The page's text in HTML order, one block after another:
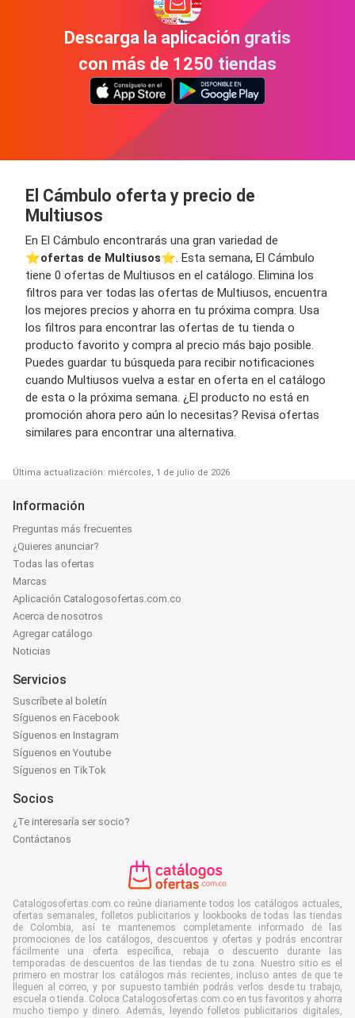
Descarga la aplicación gratis
con más de 1250 tiendas
El Cámbulo oferta y precio de
Multiusos
En El Cámbulo encontrarás una gran variedad de
⭐️ofertas de Multiusos⭐️. Esta semana, El Cámbulo
tiene 0 ofertas de Multiusos en el catálogo. Elimina los
filtros para ver todas las ofertas de Multiusos, encuentra
los mejores precios y ahorra en tu próxima compra. Usa
los filtros para encontrar las ofertas de tu tienda o
producto favorito y compra al precio más bajo posible.
Puedes guardar tu búsqueda para recibir notificaciones
cuando Multiusos vuelva a estar en oferta en el catálogo
de esta o la próxima semana. ¿El producto no está en
promoción ahora pero aún lo necesitas? Revisa ofertas
similares para encontrar una alternativa.
Última actualización: miércoles, 1 de julio de 2026
Información
Preguntas más frecuentes
¿Quieres anunciar?
Todas las ofertas
Marcas
Aplicación Catalogosofertas.com.co
Acerca de nosotros
Agregar catálogo
Noticias
Servicios
Suscríbete al boletín
Síguenos en Facebook
Síguenos en Instagram
Síguenos en Youtube
Síguenos en TikTok
Socios
¿Te interesaría ser socio?
Contáctanos
Catalogosofertas.com.co reúne diariamente todos los catálogos actuales,
ofertas semanales, folletos publicitarios y lookbooks de todas las tiendas
de Colombia, así te mantenemos completamente informado de las
promociones de los catálogos, descuentos y ofertas y podrás encontrar
fácilmente una oferta específica, rebaja o descuento durante las
temporadas de descuentos de las tiendas de tu zona. Nuestro sitio es el
primero en mostrar los catálogos más recientes, incluso antes de que te
lleguen al correo, y por supuesto también podrás verlos desde tu trabajo,
escuela o tienda. Coloca Catalogosofertas.com.co en tus favoritos y ahorra
mucho tiempo y dinero. Además, leyendo folletos publicitarios digitales,